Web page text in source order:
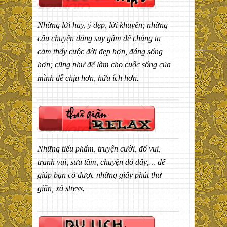
Những lời hay, ý đẹp, lời khuyên; những
câu chuyện đáng suy gẫm để chúng ta
cảm thấy cuộc đời đẹp hơn, đáng sống
hơn; cũng như để làm cho cuộc sống của
mình dễ chịu hơn, hữu ích hơn.
Những tiểu phẩm, truyện cười, đố vui,
tranh vui, sưu tầm, chuyện đó đây,… để
giúp bạn có được những giây phút thư
giãn, xả stress.